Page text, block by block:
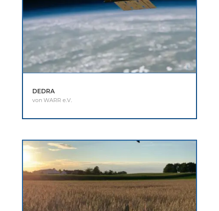
DEDRA
von WARR e.V.